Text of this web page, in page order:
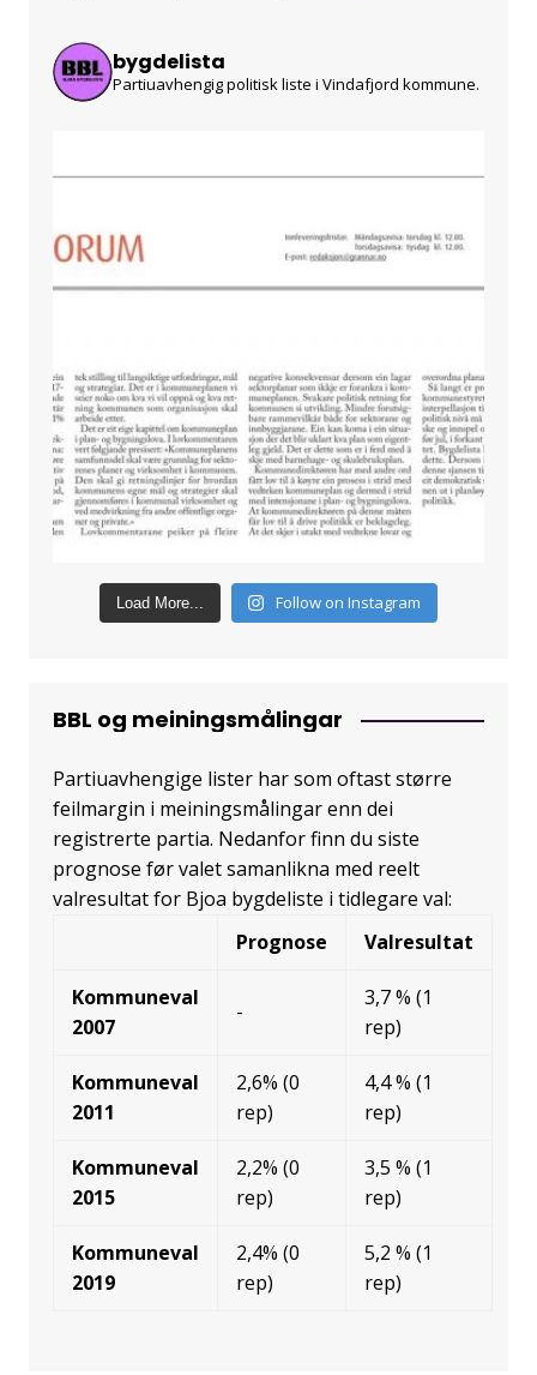
bygdelista
Partiuavhengig politisk liste i Vindafjord kommune.
Load More... Follow on Instagram
BBL og meiningsmålingar
Partiuavhengige lister har som oftast større
feilmargin i meiningsmålingar enn dei
registrerte partia. Nedanfor finn du siste
prognose før valet samanlikna med reelt
valresultat for Bjoa bygdeliste i tidlegare val:
Prognose
Valresultat
Kommuneval
2007
-
3,7 % (1
rep)
Kommuneval
2011
2,6% (0
rep)
4,4 % (1
rep)
Kommuneval
2015
2,2% (0
rep)
3,5 % (1
rep)
Kommuneval
2019
2,4% (0
rep)
5,2 % (1
rep)